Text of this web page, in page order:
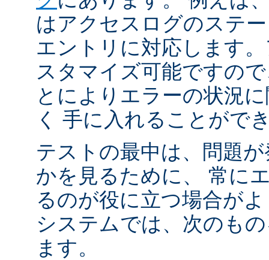
はアクセスログのステ
エントリに対応します
スタマイズ可能ですの
とによりエラーの状況
く 手に入れることがで
テストの最中は、問題
かを見るために、 常に
るのが役に立つ場合が
システムでは、次のも
ます。